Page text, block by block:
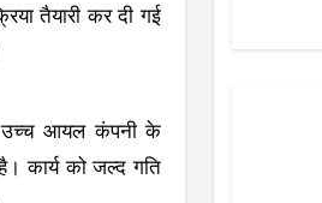
तैयारी कर दी गई
उच्च आयल कंपनी के
कार्य को जल्द गति